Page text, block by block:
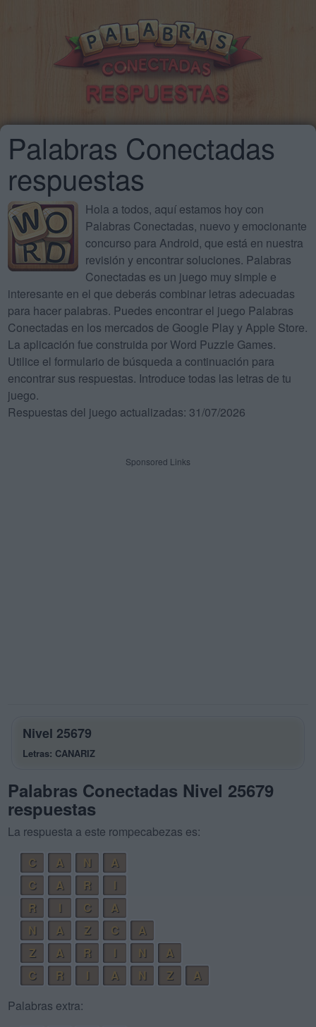
Palabras Conectadas
respuestas
Hola a todos, aquí estamos hoy con
Palabras Conectadas, nuevo y emocionante
concurso para Android, que está en nuestra
revisión y encontrar soluciones. Palabras
Conectadas es un juego muy simple e
interesante en el que deberás combinar letras adecuadas
para hacer palabras. Puedes encontrar el juego Palabras
Conectadas en los mercados de Google Play y Apple Store.
La aplicación fue construida por Word Puzzle Games.
Utilice el formulario de búsqueda a continuación para
encontrar sus respuestas. Introduce todas las letras de tu
juego.
Respuestas del juego actualizadas: 31/07/2026
Sponsored Links
Nivel 25679
Letras: CANARIZ
Palabras Conectadas Nivel 25679
respuestas
La respuesta a este rompecabezas es:
C
A N
A
C
A R
R
I C
A
N
A Z C
A
Z
A R I N
A
C
R I A N Z
A
Palabras extra: